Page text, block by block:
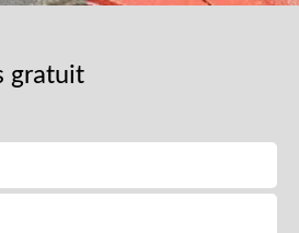
gratuit